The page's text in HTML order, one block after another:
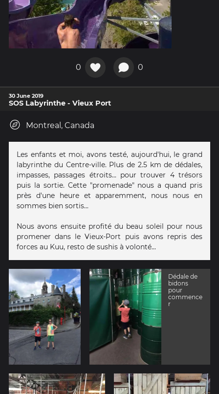
0 0
30 June 2019
SOS Labyrinthe - Vieux Port
Montreal, Canada
Les enfants et moi, avons testé, aujourd'hui, le grand
labyrinthe du Centre-ville. Plus de 2.5 km de dédales,
impasses, passages étroits... pour trouver 4 trésors
puis la sortie. Cette "promenade" nous a quand pris
près d'une heure et apparemment, nous nous en
sommes bien sortis...
Nous avons ensuite profité du beau soleil pour nous
promener dans le Vieux-Port puis avons repris des
forces au Kuu, resto de sushis à volonté...
Dédale de
bidons
pour
commence
r